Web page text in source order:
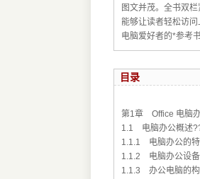
图文并茂。全书双
能够让读者轻松访
电脑爱好者的*参考书
目录
第1章 Office 电脑
1.1 电脑办公概述
1.1.1 电脑办公的
1.1.2 电脑办公设
1.1.3 办公电脑的